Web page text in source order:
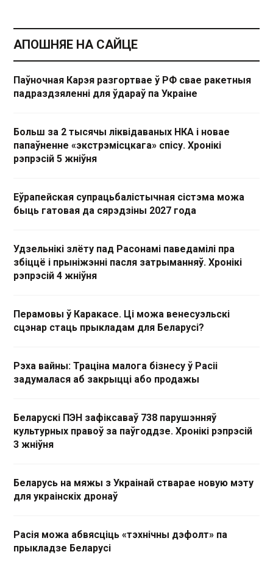
АПОШНЯЕ НА САЙЦЕ
Паўночная Карэя разгортвае ў РФ свае ракетныя
падраздзяленні для ўдараў па Украіне
Больш за 2 тысячы ліквідаваных НКА і новае
папаўненне «экстрэмісцкага» спісу. Хронікі
рэпрэсій 5 жніўня
Еўрапейская супрацьбалістычная сістэма можа
быць гатовая да сярэдзіны 2027 года
Удзельнікі злёту пад Расонамі паведамілі пра
збіццё і прыніжэнні пасля затрыманняў. Хронікі
рэпрэсій 4 жніўня
Перамовы ў Каракасе. Ці можа венесуэльскі
сцэнар стаць прыкладам для Беларусі?
Рэха вайны: Траціна малога бізнесу ў Расіі
задумалася аб закрыцці або продажы
Беларускі ПЭН зафіксаваў 738 парушэнняў
культурных правоў за паўгоддзе. Хронікі рэпрэсій
3 жніўня
Беларусь на мяжы з Украінай стварае новую мэту
для украінскіх дронаў
Расія можа абвясціць «тэхнічны дэфолт» па
прыкладзе Беларусі